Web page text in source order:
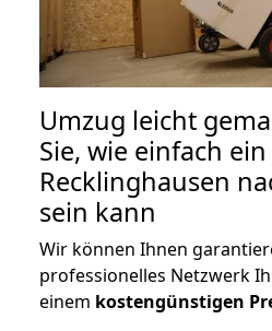
Umzug leicht
Sie, wie einfach
Recklinghausen
sein kann
Wir können Ihnen
professionelles Netzwerk
einem kostengünstigen